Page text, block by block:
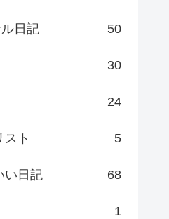
日記 50
30
24
ト 5
い日記 68
1